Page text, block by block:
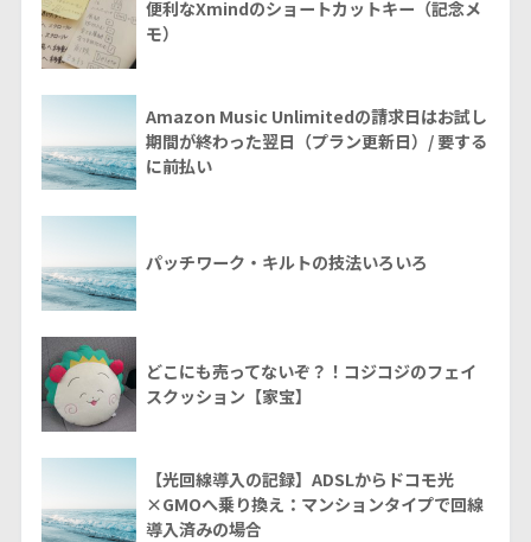
便利なXmindのショートカットキー（記念メ
モ）
Amazon Music Unlimitedの請求日はお試し
期間が終わった翌日（プラン更新日）/ 要する
に前払い
パッチワーク・キルトの技法いろいろ
どこにも売ってないぞ？！コジコジのフェイ
スクッション【家宝】
【光回線導入の記録】ADSLからドコモ光
×GMOへ乗り換え：マンションタイプで回線
導入済みの場合